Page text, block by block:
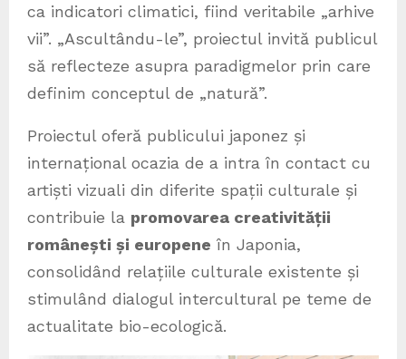
ca indicatori climatici, fiind veritabile „arhive
vii”. „Ascultându-le”, proiectul invită publicul
să reflecteze asupra paradigmelor prin care
definim conceptul de „natură”.
Proiectul oferă publicului japonez și
internațional ocazia de a intra în contact cu
artiști vizuali din diferite spații culturale și
contribuie la promovarea creativității
românești și europene în Japonia,
consolidând relațiile culturale existente și
stimulând dialogul intercultural pe teme de
actualitate bio-ecologică.